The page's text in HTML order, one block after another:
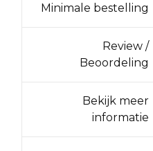
Minimale bestelling
Review /
Beoordeling
Bekijk meer
informatie